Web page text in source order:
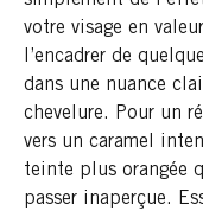
votre visage en
l’encadrer de
dans une nuance
chevelure. Pour un
vers un caramel
teinte plus orangée
passer inaperçue.